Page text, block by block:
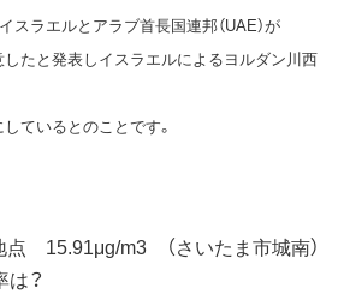
スラエルとアラブ首長国連邦（UAE）が
たと発表しイスラエルによるヨルダン川西
ているとのことです。
15.91μg/m3 （さいたま市城南）
？